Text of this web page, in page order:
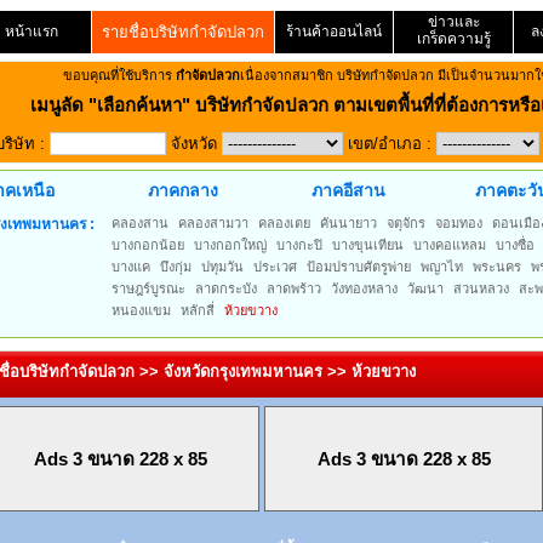
หน้าแรก รายชื่อบริษัทกำจัดปลวก ร้านค้าออนไลน์
ข่าวและ
เกร็ดความรู้
ล
ขอบคุณที่ใช้บริการ กำจัดปลวกเนื่องจากสมาชิก บริษัทกำจัดปลวก มีเป็นจำนวนมาก
เมนูลัด "เลือกค้นหา" บริษัทกำจัดปลวก ตามเขตพื้นที่ที่ต้องการหรื
ริษัท : จังหวัด เขต/อำเภอ :
คเหนือ ภาคกลาง ภาคอีสาน ภาคตะวั
เทพมหานคร : คลองสาน คลองสามวา คลองเตย คันนายาว จตุจักร จอมทอง
ดอนเมือ
บางกอกน้อย
บางกอกใหญ่ บางกะปิ บางขุนเทียน บางคอแหลม
บางซื่อ
บางแค
บึงกุ่ม ปทุมวัน ประเวศ ป้อมปราบศัตรูพ่าย พญาไท พระนคร
พ
ราษฎร์บูรณะ
ลาดกระบัง ลาดพร้าว วังทองหลาง วัฒนา สวนหลวง
สะ
หนองแขม
หลักสี่ ห้วยขวาง
อบริษัทกำจัดปลวก >> จังหวัดกรุงเทพมหานคร >> ห้วยขวาง
Ads 3 ขนาด 228 x 85 Ads 3 ขนาด 228 x 85